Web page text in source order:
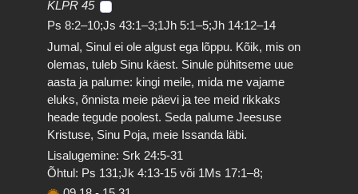
KLPR 45
Ps 8:2–10;Js 43:1–3;1Jh 5:1–5;Jh 14:12–14
Jumal, Sinul ei ole algust ega lõppu. Kõik, mis on
olemas, tuleb Sinu käest. Sinule pühitseme uue
aasta ja palume: kingi meile, mida me vajame
eluks, õnnista meie päevi ja tee meid rikkaks
heade tegude poolest. Seda palume Jeesuse
Kristuse, Sinu Poja, meie Issanda läbi.
Lisalugemine: Srk 24:5-31
Õhtul: Ps 131;Jk 4:13-15 või 1Ms 17:1–8;